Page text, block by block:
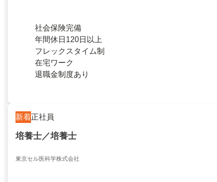
社会保険完備
年間休日120日以上
フレックスタイム制
在宅ワーク
退職金制度あり
新着正社員
培養士／培養士
東京セル医科学株式会社